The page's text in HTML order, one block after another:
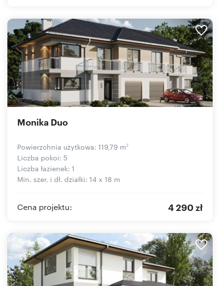
Monika Duo
Powierzchnia użytkowa: 119,79 m2
Liczba pokoi: 5
Liczba łazienek: 1
Min. szer. i dł. działki: 14 x 18 m
Cena projektu: 4 290 zł